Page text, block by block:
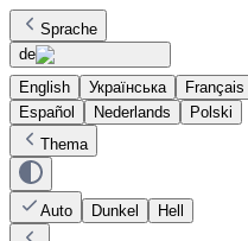
Sprache
de
English
Українська Français
Español
Nederlands
Polski
Thema
Auto Dunkel Hell